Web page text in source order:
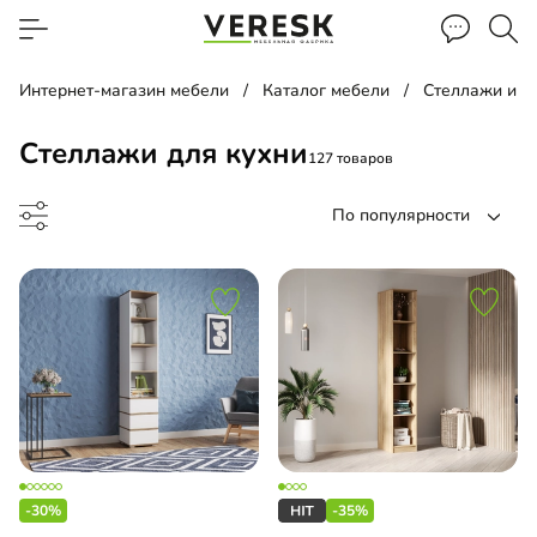
Интернет-магазин мебели Каталог мебели Стеллажи и
Стеллажи для кухни127 товаров
По популярности
до
-30% -35%